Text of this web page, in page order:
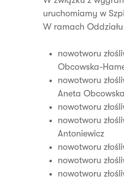
uruchomiamy w
W ramach
nowotworu
Obcowska-
nowotworu
Aneta
nowotworu
nowotworu
Antoniewicz
nowotworu
nowotworu
nowotworu